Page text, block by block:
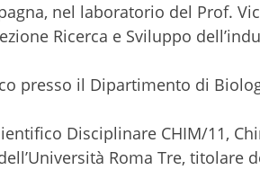
nel laboratorio del Prof.
Ricerca e Sviluppo
presso il Dipartimento di
Disciplinare CHIM/11,
Roma Tre, titolare